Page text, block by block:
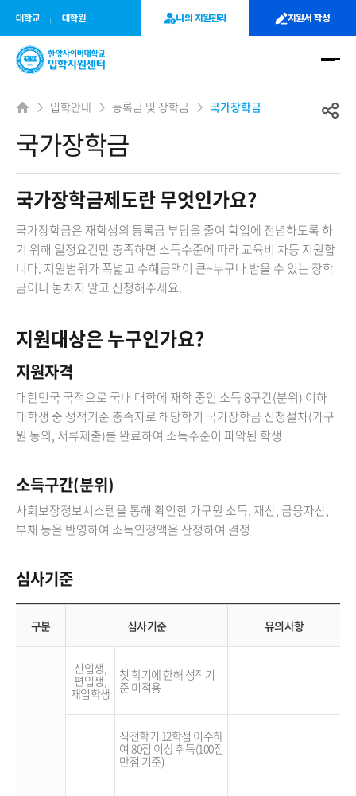
주메뉴 바로가기
본문 바로가기
사이트정보 바로가기
대학교 대학원 나의 지원관리 지원서 작성
국가장학금
입학안내 등록금 및 장학금 국가장학금
국가장학금제도란 무엇인가요?
국가장학금은 재학생의 등록금 부담을 줄여 학업에 전념하도록 하
기 위해 일정요건만 충족하면 소득수준에 따라 교육비 차등 지원합
니다. 지원범위가 폭넓고 수혜금액이 큰~누구나 받을 수 있는 장학
금이니 놓치지 말고 신청해주세요.
지원대상은 누구인가요?
지원자격
대한민국 국적으로 국내 대학에 재학 중인 소득 8구간(분위) 이하
대학생 중 성적기준 충족자로 해당학기 국가장학금 신청절차(가구
원 동의, 서류제출)를 완료하여 소득수준이 파악된 학생
소득구간(분위)
사회보장정보시스템을 통해 확인한 가구원 소득, 재산, 금융자산,
부채 등을 반영하여 소득인정액을 산정하여 결정
심사기준
구분 심사기준 유의사항
신입생,
편입생,
재입학생
첫 학기에 한해 성적기
준 미적용
직전학기 12학점 이수하
여 80점 이상 취득(100점
만점 기준)